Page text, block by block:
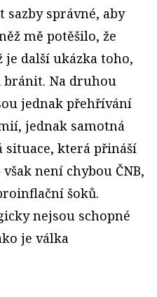
správné, aby
mě potěšilo, že
je další ukázka toho,
Na druhou
jednak přehřívání
jednak samotná
situace, která přináší
není chybou ČNB,
šoků.
nejsou schopné
je válka